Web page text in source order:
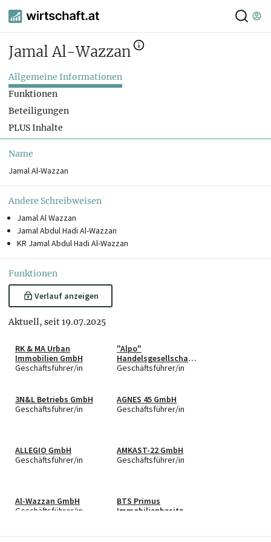
Jamal Al-Wazzan
Allgemeine Informationen
Funktionen
Beteiligungen
PLUS Inhalte
Name
Jamal Al-Wazzan
Andere Schreibweisen
Jamal Al Wazzan
Jamal Abdul Hadi Al-Wazzan
KR Jamal Abdul Hadi Al-Wazzan
Funktionen
Verlauf anzeigen
Aktuell, seit 19.07.2025
RK & MA Urban
Immobilien GmbH
Geschäftsführer/in
"Alpo"
Handelsgesellschaft
m.b.H.
Geschäftsführer/in
3N&L Betriebs GmbH
Geschäftsführer/in
AGNES 45 GmbH
Geschäftsführer/in
ALLEGIO GmbH
Geschäftsführer/in
AMKAST-22 GmbH
Geschäftsführer/in
Al-Wazzan GmbH
Geschäftsführer/in
BTS Primus
Immobilienbesitz